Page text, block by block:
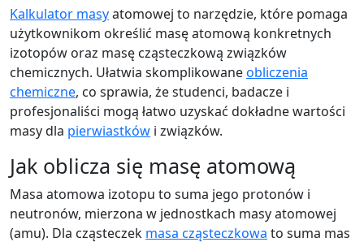
Kalkulator masyatomowej to narzędzie, które pomaga
użytkownikom określić masę atomową konkretnych
izotopów oraz masę cząsteczkową związków
chemicznych. Ułatwia skomplikowaneobliczenia
chemiczne, co sprawia, że studenci, badacze i
profesjonaliści mogą łatwo uzyskać dokładne wartości
masy dla pierwiastków i związków.
Jak oblicza się masę atomową
Masa atomowa izotopu to suma jego protonów i
neutronów, mierzona w jednostkach masy atomowej
(amu). Dla cząsteczek masa cząsteczkowa to suma mas